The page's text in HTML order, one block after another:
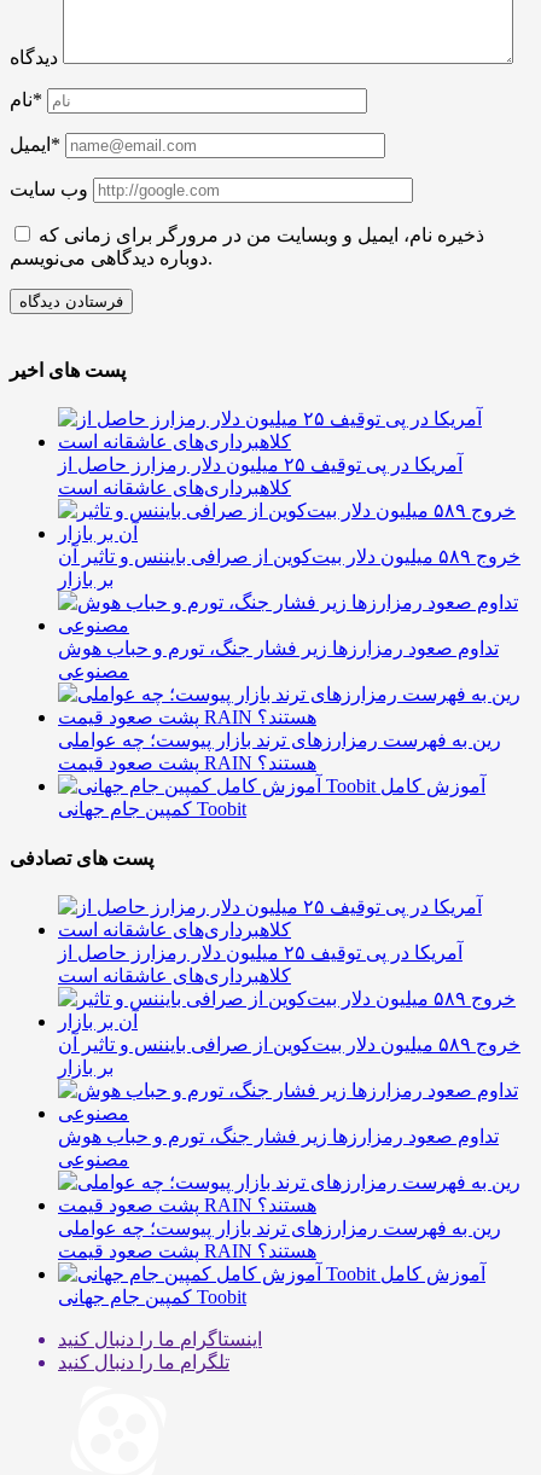
دیدگاه
نام*
ایمیل*
وب سایت
ذخیره نام، ایمیل و وبسایت من در مرورگر برای زمانی که
دوباره دیدگاهی می‌نویسم.
پست های اخیر
آمریکا در پی توقیف ۲۵ میلیون دلار رمزارز حاصل از
کلاهبرداری‌های عاشقانه است
خروج ۵۸۹ میلیون دلار بیت‌کوین از صرافی بایننس و تاثیر آن
بر بازار
تداوم صعود رمزارزها زیر فشار جنگ، تورم و حباب هوش
مصنوعی
رین به فهرست رمزارزهای ترند بازار پیوست؛ چه عواملی
پشت صعود قیمت RAIN هستند؟
آموزش کامل
کمپین جام جهانی Toobit
پست های تصادفی
آمریکا در پی توقیف ۲۵ میلیون دلار رمزارز حاصل از
کلاهبرداری‌های عاشقانه است
خروج ۵۸۹ میلیون دلار بیت‌کوین از صرافی بایننس و تاثیر آن
بر بازار
تداوم صعود رمزارزها زیر فشار جنگ، تورم و حباب هوش
مصنوعی
رین به فهرست رمزارزهای ترند بازار پیوست؛ چه عواملی
پشت صعود قیمت RAIN هستند؟
آموزش کامل
کمپین جام جهانی Toobit
اینستاگرام ما را دنبال کنید
تلگرام ما را دنبال کنید